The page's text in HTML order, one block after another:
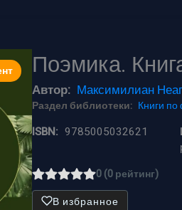
Поэмика.
Автор: Максимилиан
Раздел библиотеки: Книги
ISBN: 9785005032621
0 (0 рейтинг)
В избранное